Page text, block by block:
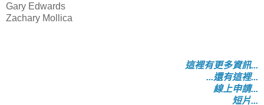
Gary Edwards
Zachary Mollica
這裡有更多資訊...
...還有這裡...
線上申請...
短片...